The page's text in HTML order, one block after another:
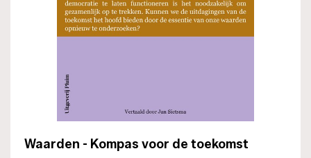
Waarden - Kompas voor de toekomst